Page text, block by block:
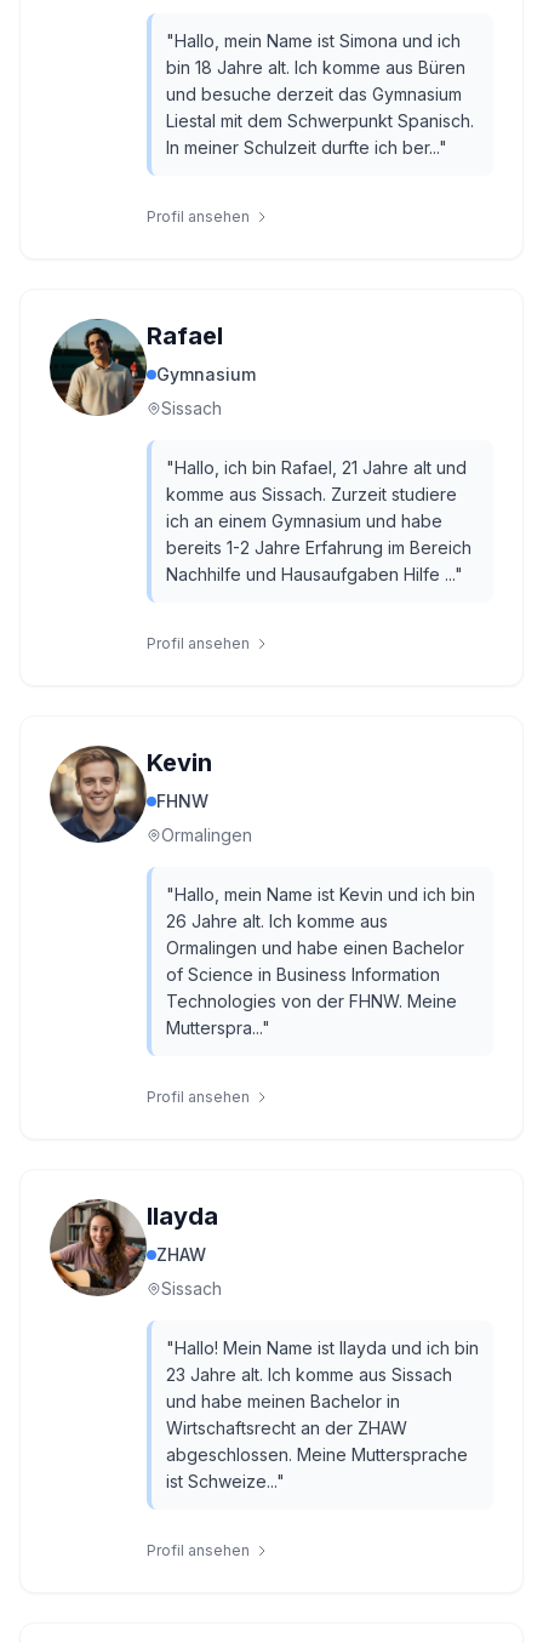
"Hallo, mein Name ist Simona und ich
bin 18 Jahre alt. Ich komme aus Büren
und besuche derzeit das Gymnasium
Liestal mit dem Schwerpunkt Spanisch.
In meiner Schulzeit durfte ich ber..."
Profil ansehen
Rafael
Gymnasium
Sissach
"Hallo, ich bin Rafael, 21 Jahre alt und
komme aus Sissach. Zurzeit studiere
ich an einem Gymnasium und habe
bereits 1-2 Jahre Erfahrung im Bereich
Nachhilfe und Hausaufgaben Hilfe ..."
Profil ansehen
Kevin
FHNW
Ormalingen
"Hallo, mein Name ist Kevin und ich bin
26 Jahre alt. Ich komme aus
Ormalingen und habe einen Bachelor
of Science in Business Information
Technologies von der FHNW. Meine
Mutterspra..."
Profil ansehen
Ilayda
ZHAW
Sissach
"Hallo! Mein Name ist Ilayda und ich bin
23 Jahre alt. Ich komme aus Sissach
und habe meinen Bachelor in
Wirtschaftsrecht an der ZHAW
abgeschlossen. Meine Muttersprache
ist Schweize..."
Profil ansehen